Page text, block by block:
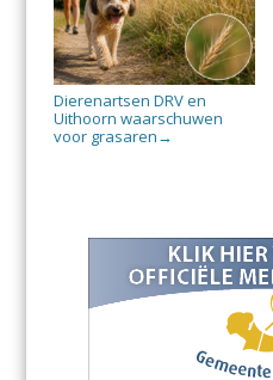
Dierenartsen DRV en
Uithoorn waarschuwen
voor grasaren →